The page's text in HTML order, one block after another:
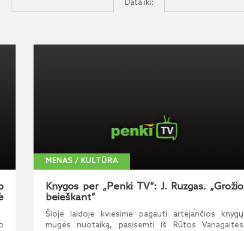
Data iki:
MENAS / KULTŪRA
Knygos per „Penki TV“: J. Ruzgas. „Grožio
beieškant“
Šioje laidoje kviesime pagauti artėjančios knygų
mugės nuotaiką, pasisemti iš Rūtos Vanagaitės